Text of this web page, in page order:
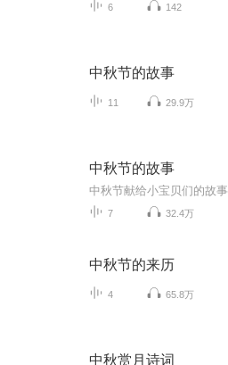
6 142
中秋节的故事
11 29.9万
中秋节的故事
中秋节献给小宝贝们的故事
7 32.4万
中秋节的来历
4 65.8万
中秋赏月诗词